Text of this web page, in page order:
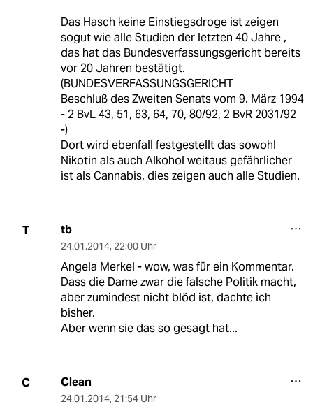
Das Hasch keine Einstiegsdroge ist zeigen
sogut wie alle Studien der letzten 40 Jahre ,
das hat das Bundesverfassungsgericht bereits
vor 20 Jahren bestätigt.
(BUNDESVERFASSUNGSGERICHT
Beschluß des Zweiten Senats vom 9. März 1994
- 2 BvL 43, 51, 63, 64, 70, 80/92, 2 BvR 2031/92
-)
Dort wird ebenfall festgestellt das sowohl
Nikotin als auch Alkohol weitaus gefährlicher
ist als Cannabis, dies zeigen auch alle Studien.
T tb
24.01.2014, 22:00 Uhr
Angela Merkel - wow, was für ein Kommentar.
Dass die Dame zwar die falsche Politik macht,
aber zumindest nicht blöd ist, dachte ich
bisher.
Aber wenn sie das so gesagt hat...
C Clean
24.01.2014, 21:54 Uhr